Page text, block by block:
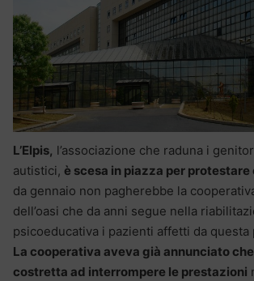
L’Elpis, l’associazione che raduna i
autistici, è scesa in piazza per protestare
da gennaio non pagherebbe la
dell’oasi che da anni segue nella
psicoeducativa i pazienti affetti da questa
La cooperativa aveva già annunciato
costretta ad interrompere le prestazioni